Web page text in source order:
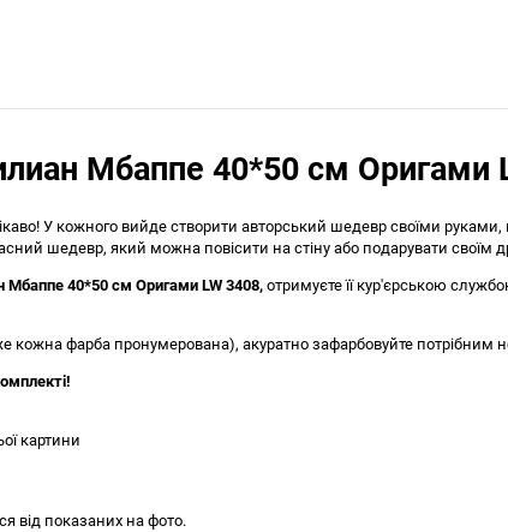
Мбаппе 40*50 см Оригами
У кожного вийде створити авторський шедевр своїми
шедевр, який можна повісити на стіну або подарувати своїм
40*50 см Оригами LW 3408,отримуєте її кур'єрською
фарба пронумерована), акуратно зафарбовуйте потрібним
картини
від показаних на фото.